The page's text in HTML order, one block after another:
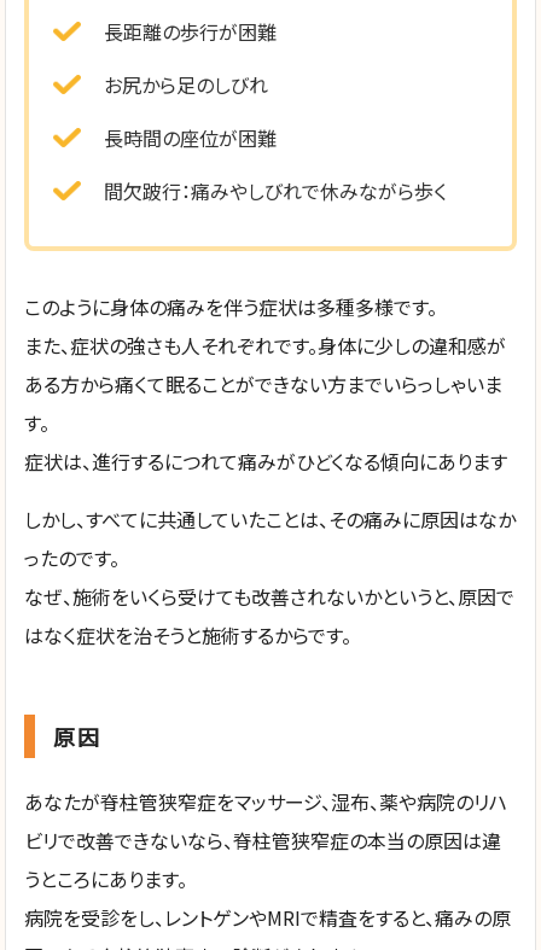
長距離の歩行が困難
お尻から足のしびれ
長時間の座位が困難
間欠跛行：痛みやしびれで休みながら歩く
このように身体の痛みを伴う症状は多種多様です。
また、症状の強さも人それぞれです。身体に少しの違和感が
ある方から痛くて眠ることができない方までいらっしゃいま
す。
症状は、進行するにつれて痛みがひどくなる傾向にあります
しかし、すべてに共通していたことは、その痛みに原因はなか
ったのです。
なぜ、施術をいくら受けても改善されないかというと、原因で
はなく症状を治そうと施術するからです。
原因
あなたが脊柱管狭窄症をマッサージ、湿布、薬や病院のリハ
ビリで改善できないなら、脊柱管狭窄症の本当の原因は違
うところにあります。
病院を受診をし、レントゲンやMRIで精査をすると、痛みの原